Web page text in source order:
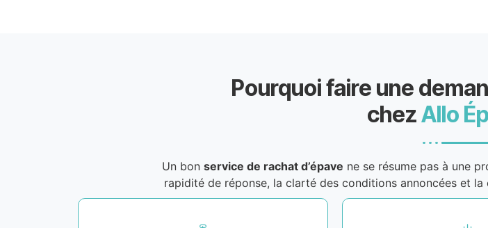
Pourquoi faire une
chezAllo
Un bon service de rachat d’épave ne se résume pas à une
rapidité de réponse, la clarté des conditions annoncées et